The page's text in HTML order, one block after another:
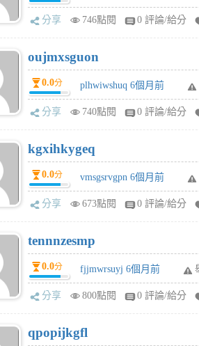
分享 746點閱 0 評論/給分
oujmxsguon
0.0分 plhwiwshuq 6個月前
分享 740點閱 0 評論/給分
kgxihkygeq
0.0分 vmsgsrvgpn 6個月前
分享 673點閱 0 評論/給分
tennnzesmp
0.0分 fjjmwrsuyj 6個月前
分享 800點閱 0 評論/給分
qpopijkgfl